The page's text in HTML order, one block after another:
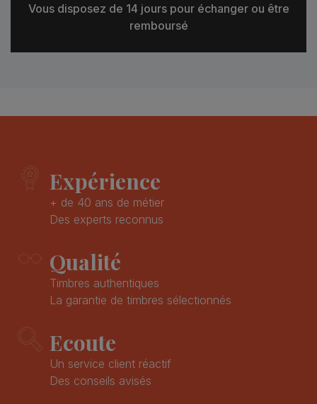
Vous disposez de 14 jours pour échanger ou être
remboursé
Expérience
+ de 40 ans de métier
Des experts reconnus
Qualité
Timbres authentiques
La garantie de timbres sélectionnés
Ecoute
Un service client réactif
Des conseils avisés